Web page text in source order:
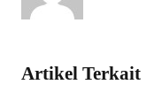
Artikel Terkait